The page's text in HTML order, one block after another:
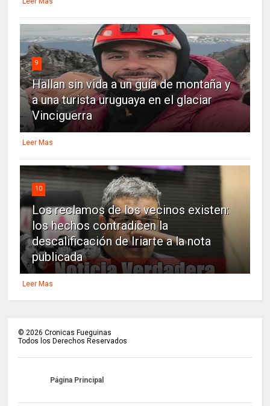
9
Hallan sin vida a un guía de montaña y
a una turista uruguaya en el glaciar
Vinciguerra
Leer Mas
10
Los reclamos de los vecinos existen:
los hechos contradicen la
descalificación de Iriarte a la nota
publicada
Leer Mas
© 2026 Cronicas Fueguinas
Todos los Derechos Reservados
Página Principal